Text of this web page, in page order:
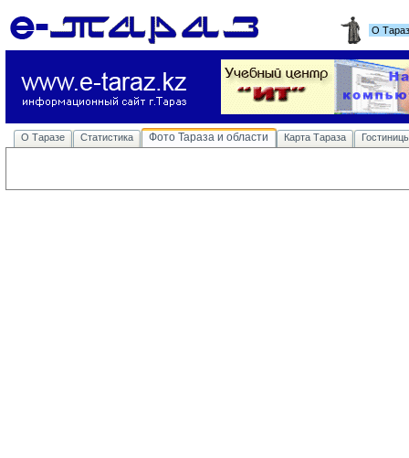
О
О Таразе Статистика Фото Тараза и области Карта Тараза